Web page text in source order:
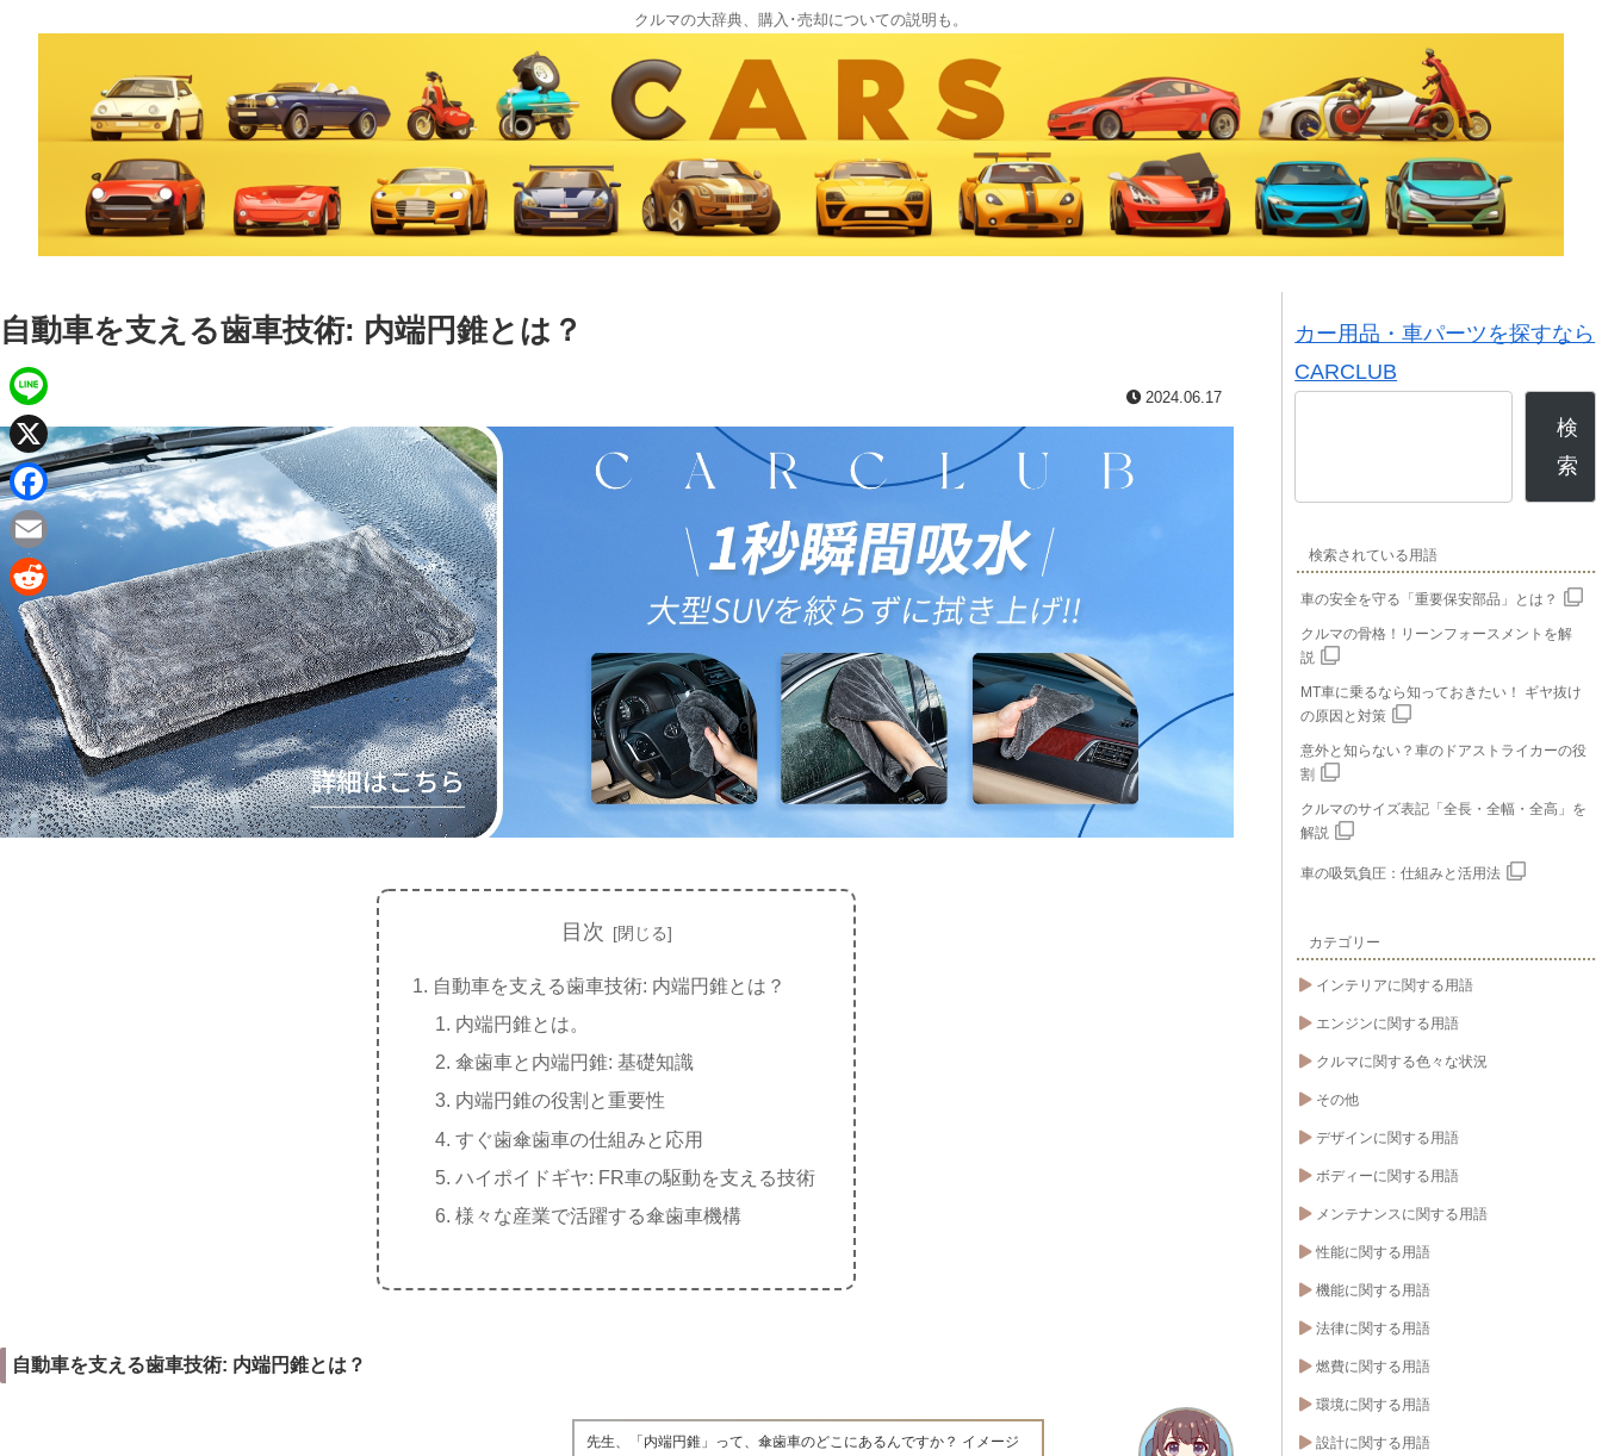
クルマの大辞典、購入･売却についての説明も。
自動車を支える歯車技術: 内端円錐とは？
2024.06.17
目次
自動車を支える歯車技術: 内端円錐とは？
内端円錐とは。
傘歯車と内端円錐: 基礎知識
内端円錐の役割と重要性
すぐ歯傘歯車の仕組みと応用
ハイポイドギヤ: FR車の駆動を支える技術
様々な産業で活躍する傘歯車機構
自動車を支える歯車技術: 内端円錐とは？
先生、「内端円錐」って、傘歯車のどこにあるんですか？ イメージ
カー用品・車パーツを探すなら
CARCLUB
検
索
検索されている用語
車の安全を守る「重要保安部品」とは？
クルマの骨格！リーンフォースメントを解
説
MT車に乗るなら知っておきたい！ ギヤ抜け
の原因と対策
意外と知らない？車のドアストライカーの役
割
クルマのサイズ表記「全長・全幅・全高」を
解説
車の吸気負圧：仕組みと活用法
カテゴリー
インテリアに関する用語
エンジンに関する用語
クルマに関する色々な状況
その他
デザインに関する用語
ボディーに関する用語
メンテナンスに関する用語
性能に関する用語
機能に関する用語
法律に関する用語
燃費に関する用語
環境に関する用語
設計に関する用語
L
i
n
e
X
F
a
c
e
b
o
o
k
E
m
a
i
l
R
e
d
d
i
t